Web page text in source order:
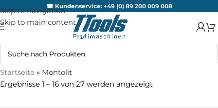
Skip to navigation
Skip to main content
☎ Kundenservice: +49 (0) 89 200 009 008
Startseite » Montolit
Ergebnisse 1 – 16 von 27 werden angezeigt